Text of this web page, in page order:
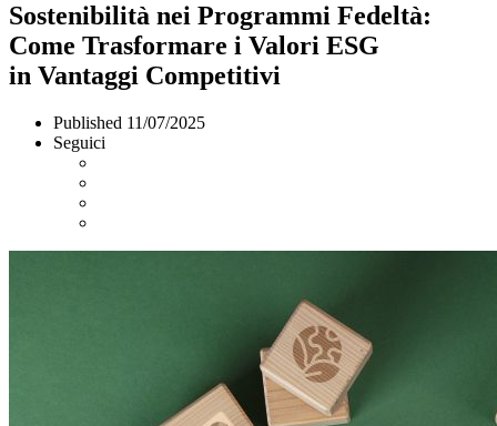
Sostenibilità nei Programmi Fedeltà:
Come Trasformare i Valori ESG
in Vantaggi Competitivi
Published 11/07/2025
Seguici